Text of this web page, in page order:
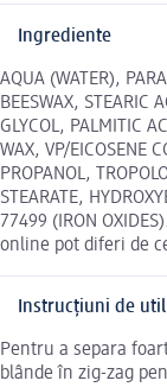
Ingrediente
AQUA (WATER),
BEESWAX, STEARIC
GLYCOL, PALMITIC
WAX, VP/EICOSENE
PROPANOL,
STEARATE,
77499 (IRON
online pot diferi de
Instrucțiuni de
Pentru a separa
blânde în zig-zag